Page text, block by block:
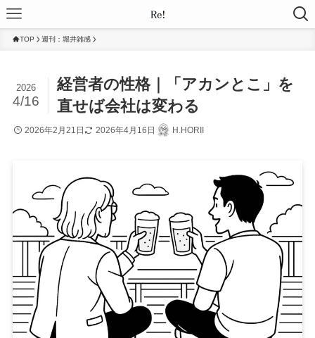
TOP 週刊：堀井雑感
経営者の性格｜「アカンとこ」を
直せば会社は変わる
2026
4/16
2026年2月21日 2026年4月16日 H.HORII